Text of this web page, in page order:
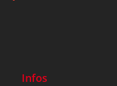
Infos